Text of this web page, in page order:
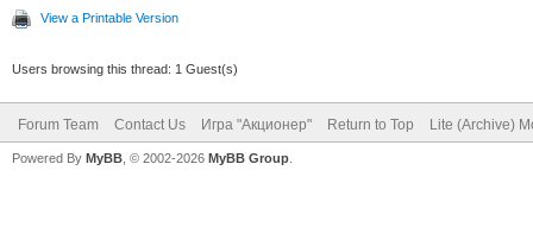
View a Printable Version
Users browsing this thread: 1 Guest(s)
Forum Team Contact Us Игра "Акционер" Return to Top Lite (Archive)
Powered By MyBB , © 2002-2026 MyBB Group